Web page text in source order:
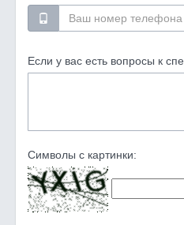
Если у вас есть вопросы к
Символы с картинки: